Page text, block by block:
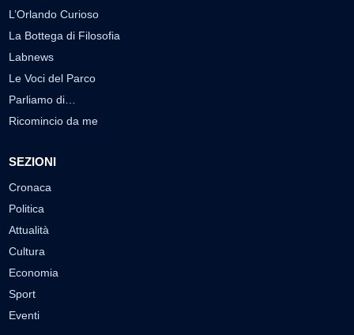
L’Orlando Curioso
La Bottega di Filosofia
Labnews
Le Voci del Parco
Parliamo di…
Ricomincio da me
SEZIONI
Cronaca
Politica
Attualità
Cultura
Economia
Sport
Eventi